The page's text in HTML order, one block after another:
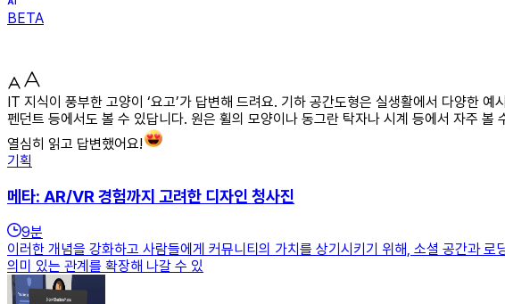
BETA
IT 지식이 풍부한 고양이 ‘요고’가 답변해 드려요. 기하 공간도형은 실생활에서 다양한
펜던트 등에서도 볼 수 있답니다. 원은 휠의 모양이나 동그란 탁자나 시계 등에서 자주
열심히 읽고 답변했어요!
기획
메타: AR/VR 경험까지 고려한 디자인 청사진
9분
이러한 개념을 강화하고 사람들에게 커뮤니티의 가치를 상기시키기 위해, 소셜 공간과
의미 있는 관계를 확장해 나갈 수 있